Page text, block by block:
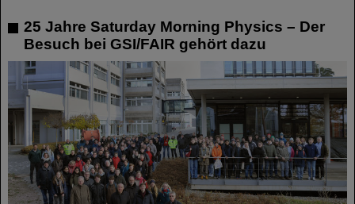
25 Jahre Saturday Morning Physics – Der
Besuch bei GSI/FAIR gehört dazu